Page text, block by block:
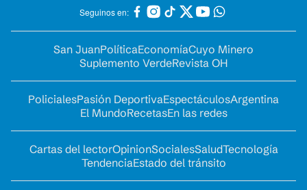
Seguinos en:
San JuanPolíticaEconomíaCuyo Minero
Suplemento VerdeRevista OH
PolicialesPasión DeportivaEspectáculosArgentina
El MundoRecetasEn las redes
Cartas del lectorOpinionSocialesSaludTecnología
TendenciaEstado del tránsito